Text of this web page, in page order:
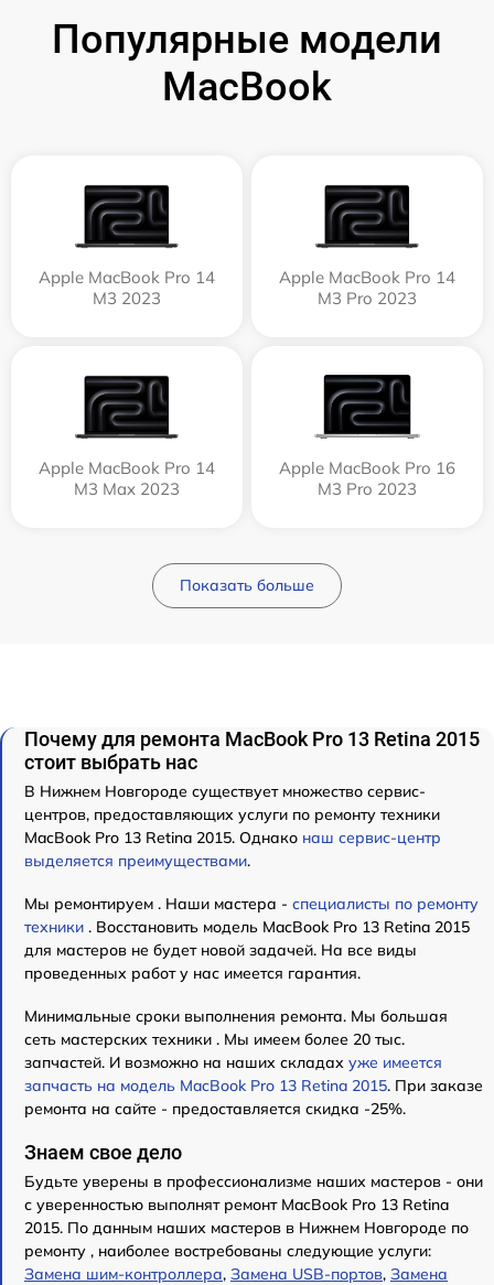
Популярные модели
MacBook
Apple MacBook Pro 14
M3 2023
Apple MacBook Pro 14
M3 Pro 2023
Apple MacBook Pro 14
M3 Max 2023
Apple MacBook Pro 16
M3 Pro 2023
Показать больше
Почему для ремонта MacBook Pro 13 Retina 2015
стоит выбрать нас
В Нижнем Новгороде существует множество сервис-
центров, предоставляющих услуги по ремонту техники
MacBook Pro 13 Retina 2015. Однако наш сервис-центр
выделяется преимуществами.
Мы ремонтируем . Наши мастера - специалисты по ремонту
техники . Восстановить модель MacBook Pro 13 Retina 2015
для мастеров не будет новой задачей. На все виды
проведенных работ у нас имеется гарантия.
Минимальные сроки выполнения ремонта. Мы большая
сеть мастерских техники . Мы имеем более 20 тыс.
запчастей. И возможно на наших складах уже имеется
запчасть на модель MacBook Pro 13 Retina 2015. При заказе
ремонта на сайте - предоставляется скидка -25%.
Знаем свое дело
Будьте уверены в профессионализме наших мастеров - они
с уверенностью выполнят ремонт MacBook Pro 13 Retina
2015. По данным наших мастеров в Нижнем Новгороде по
ремонту , наиболее востребованы следующие услуги:
Замена шим-контроллера, Замена USB-портов, Замена